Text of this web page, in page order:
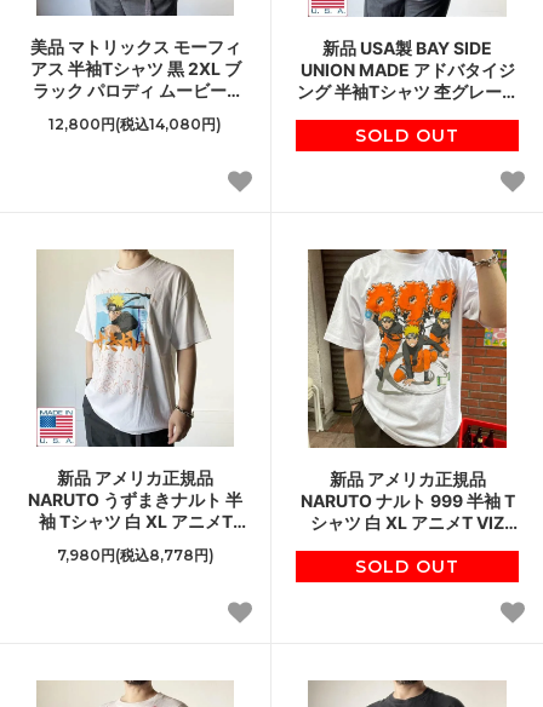
美品 マトリックス モーフィ
アス 半袖Tシャツ 黒 2XL ブ
ラック パロディ ムービーT
丸首 丸胴 XXL 希少 レア
D147
12,800円(税込14,080円)
新品 USA製 BAY SIDE
UNION MADE アドバタイジ
ング 半袖Tシャツ 杢グレー系
デッドストック D144
SOLD OUT
新品 アメリカ正規品
NARUTO うずまきナルト 半
袖 Tシャツ 白 XL アニメT
VIZ MEDIA 疾風伝 丸首 丸胴
デッドストック D147
7,980円(税込8,778円)
新品 アメリカ正規品
NARUTO ナルト 999 半袖 T
シャツ 白 XL アニメT VIZ
ドストック D147
SOLD OUT